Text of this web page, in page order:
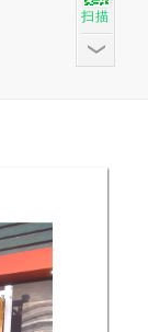
扫描